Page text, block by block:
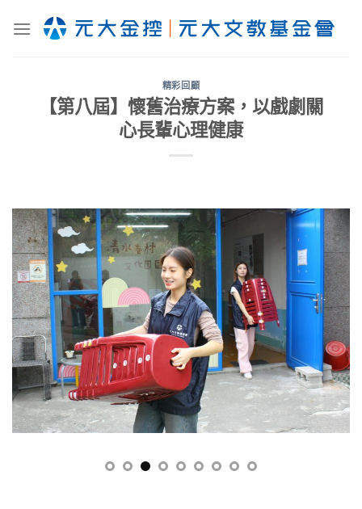
精彩回顧
【第八屆】懷舊治療方案，以戲劇關
心長輩心理健康